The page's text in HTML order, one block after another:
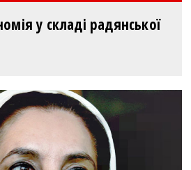
у складі радянської